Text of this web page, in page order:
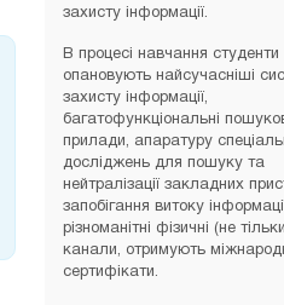
захисту інформації.
В процесі навчання студенти
опановують найсучасніші
захисту інформації,
багатофункціональні
прилади, апаратуру
досліджень для пошуку та
нейтралізації закладних
запобігання витоку
різноманітні фізичні (не
канали, отримують
сертифікати.